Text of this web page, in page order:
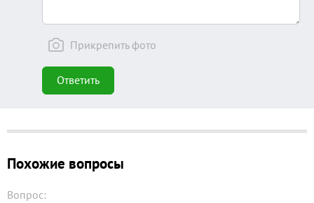
Ответить
Прикрепить фото
Похожие вопросы
Вопрос: